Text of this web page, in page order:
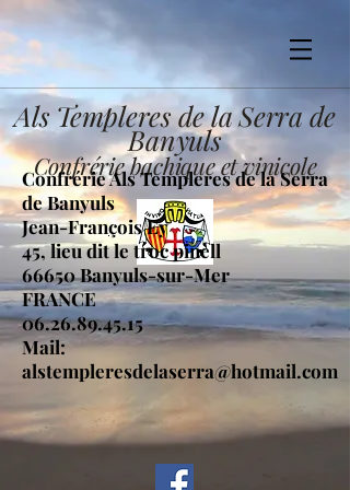
Als Templeres de la Serra de
Banyuls
Confrérie bachique et vinicole
Confrérie Als Templeres de la Serra
de Banyuls
Jean-François Ey
45, lieu dit le troc pinell
66650 Banyuls-sur-Mer
FRANCE
06.26.89.45.15
Mail:
alstempleresdelaserra@hotmail.com